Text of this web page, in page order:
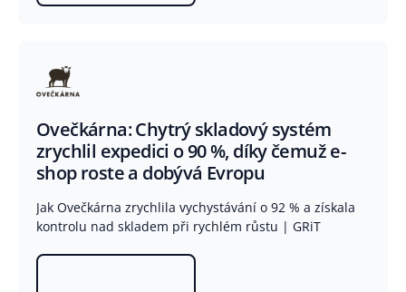
Ovečkárna: Chytrý skladový systém
zrychlil expedici o 90 %, díky čemuž e-
shop roste a dobývá Evropu
Jak Ovečkárna zrychlila vychystávání o 92 % a získala
kontrolu nad skladem při rychlém růstu | GRiT